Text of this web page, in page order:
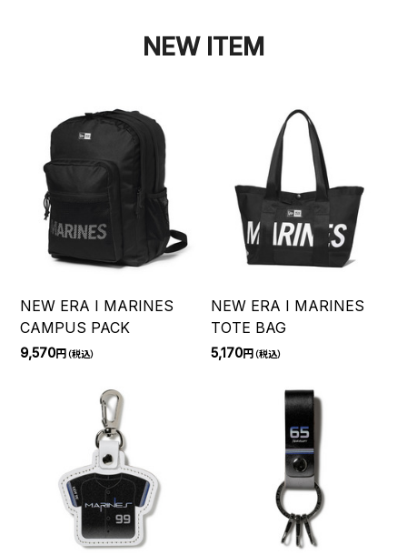
NEW ITEM
NEW ERA I MARINES
CAMPUS PACK
9,570円（税込）
NEW ERA I MARINES
TOTE BAG
5,170円（税込）